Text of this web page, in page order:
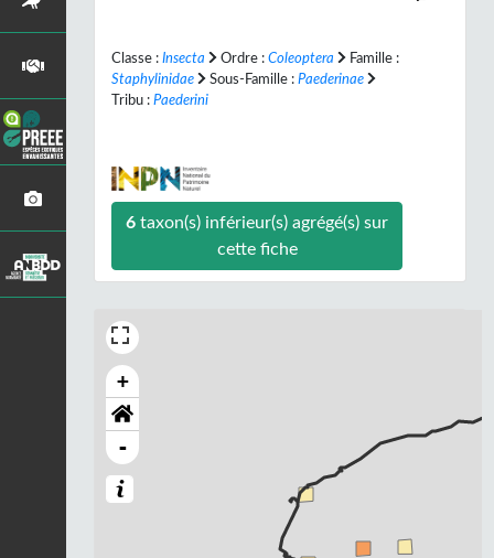
Classe : Insecta Ordre : Coleoptera
Famille :
Staphylinidae
Sous-Famille : Paederinae
Tribu : Paederini
6taxon(s) inférieur(s) agrégé(s) sur
cette fiche
+
-